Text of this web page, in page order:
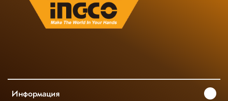
Информация